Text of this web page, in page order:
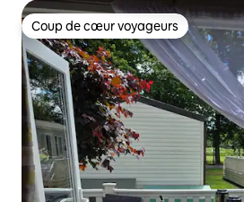
Coup de cœur voyageurs
Coup de cœur voyageurs